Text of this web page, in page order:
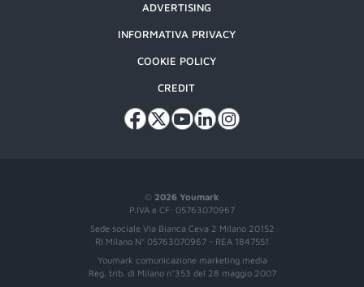
© 2026 Youmark
P.IVA e CF: 05763070967
Sede sociale Via Bianca Ceva 2 Milano 20152
RI Milano N° 05763070967 - REA 1847551
Youmark comunicazione marketing media
Reg. trib. di Milano n°353 del 28 maggio 2007
ADVERTISING
INFORMATIVA PRIVACY
COOKIE POLICY
CREDIT